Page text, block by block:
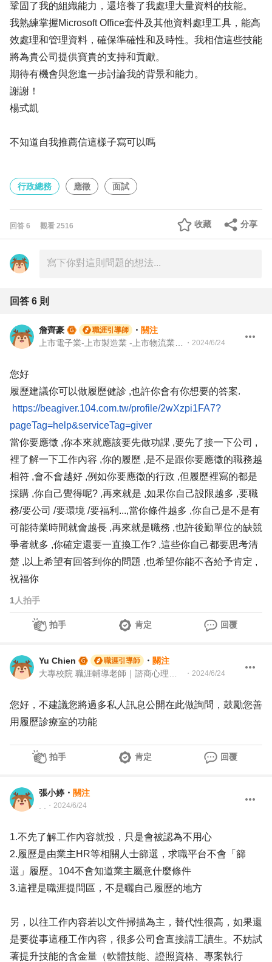
鞏固了我的組織能力，還培養了我處理大量資料的技能。
我熟練掌握Microsoft Office套件及其他資料處理工具，能高
效處理和管理資料，確保準確性和及時性。我相信這些技能
將為貴公司提供寶貴的支持和貢獻。
期待有機會與您進一步討論我的背景和能力。
謝謝！
楊式凱
不知道自我推薦信這樣子寫可以嗎
行政總務 應徵 面試
回答 6 觀看 2516 分享
收藏
回答 6 則
詹齊豪 職涯引導師 ・ 關注
・ 2024/6/24
您好
履歷建議你可以做履歷健診 ,也許你會有你想要的答案.
https://beagiver.104.com.tw/profile/2wXzpi1FA7?
pageTag=help&serviceTag=giver
當你要應徵 ,你本來就應該要先做功課 ,要先了接一下公司 ,
裡了解一下工作內容 ,你的履歷 ,是不是跟你要應徵的職務越
相符 ,會不會越好 ,例如你要應徵的行政 ,但履歷裡寫的都是
採購 ,你自己覺得呢? ,再來就是 ,如果你自己設限越多 ,要職
務/要公司 /要環境 /要福利...,當你條件越多 ,你自己是不是有
可能待業時間就會越長 ,再來就是職務 ,也許後勤單位的缺競
爭者就多 ,你確定還要一直換工作? ,這些你自己都要思考清
楚 ,以上希望有回答到你的問題 ,也希望你能不吝給予肯定 ,
祝福你
1 人拍手
拍手 肯定 回覆
Yu Chien 職涯引導師 ・ 關注
・ 2024/6/24
您好，不建議您將過多私人訊息公開在此做詢問，鼓勵您善
用履歷診療室的功能
拍手 肯定 回覆
張小婷 ・ 關注
・ 2024/6/24
1.不先了解工作內容就投，只是會被認為不用心
2.履歷是由業主HR等相關人士篩選，求職平台不會「篩
選」履歷。104不會知道業主屬意什麼條件
3.這裡是職涯提問區，不是曬自己履歷的地方
另，以往工作內容若以文件掃描為主，替代性很高，如果還
是要從事這種工作內容，很多公司會直接請工讀生。不妨試
著提升技能的含金量（軟體技能、證照資格、專案執行